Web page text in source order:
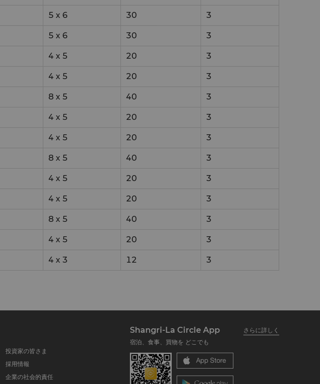
5 x 6 30 3
5 x 6 30 3
4 x 5 20 3
4 x 5 20 3
8 x 5 40 3
4 x 5 20 3
4 x 5 20 3
8 x 5 40 3
4 x 5 20 3
4 x 5 20 3
8 x 5 40 3
4 x 5 20 3
4 x 3 12 3
投資家の皆さま
採用情報
企業の社会的責任
Shangri-La Circle App
さらに詳しく
宿泊、食事、買物を どこでも